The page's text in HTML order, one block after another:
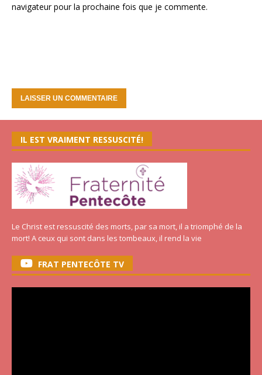
navigateur pour la prochaine fois que je commente.
IL EST VRAIMENT RESSUSCITÉ!
Le Christ est ressuscité des morts, par sa mort, il a triomphé de la
mort! A ceux qui sont dans les tombeaux, il rend la vie
FRAT PENTECÔTE TV